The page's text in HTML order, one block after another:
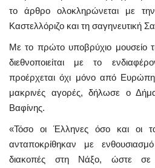
το άρθρο ολοκληρώνεται με
Καστελλόριζο και τη σαγηνευτική
Mε το πρώτο υποβρύχιο μουσείο
διεθνοποιείται με το
προέρχεται όχι μόνο από
μακρινές αγορές, δήλωσε ο
Βαφίνης.
«Τόσο οι Έλληνες όσο και οι
ανταποκρίθηκαν με
διακοπές στη Νάξο, ώστε σε